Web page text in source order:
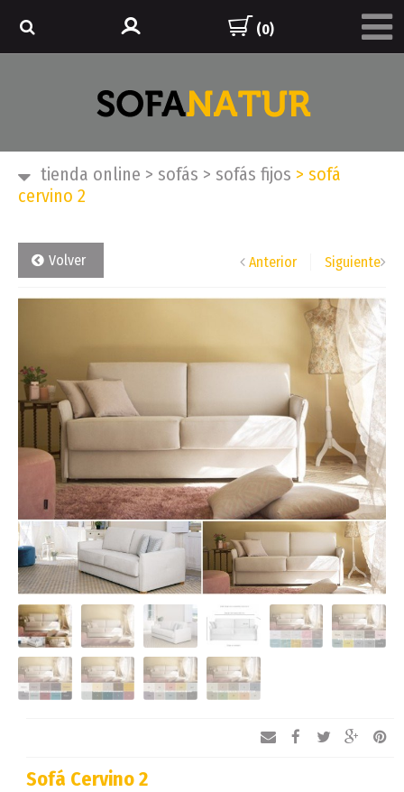
(0)
tienda online > sofás > sofás fijos > sofá
cervino 2
Volver Anterior Siguiente
Sofá Cervino 2